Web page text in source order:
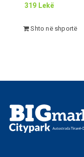
319 Lekë
Shto në shportë